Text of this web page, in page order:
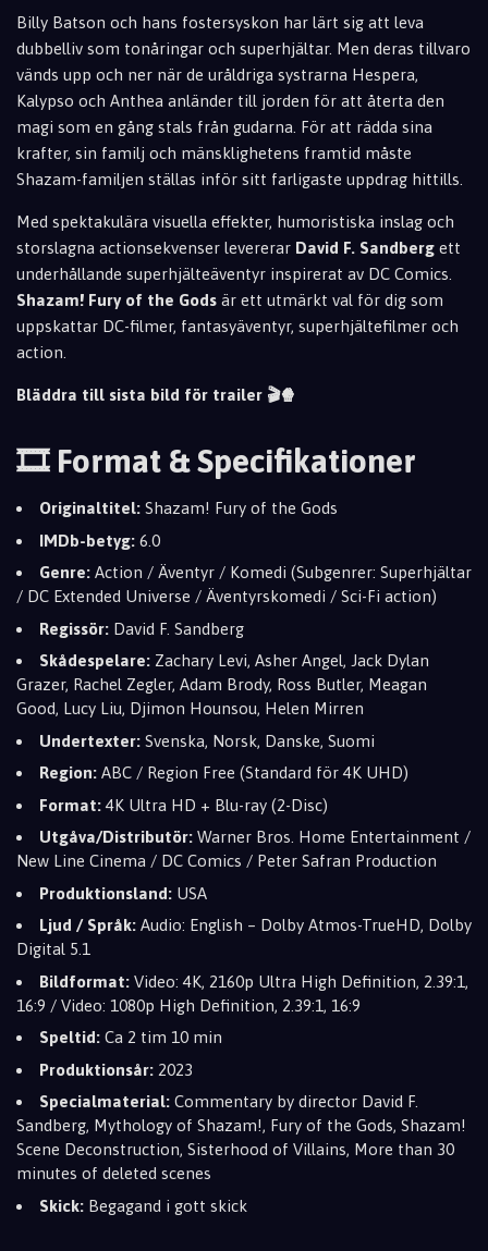
Billy Batson och hans fostersyskon har lärt sig att leva
dubbelliv som tonåringar och superhjältar. Men deras tillvaro
vänds upp och ner när de uråldriga systrarna Hespera,
Kalypso och Anthea anländer till jorden för att återta den
magi som en gång stals från gudarna. För att rädda sina
krafter, sin familj och mänsklighetens framtid måste
Shazam-familjen ställas inför sitt farligaste uppdrag hittills.
Med spektakulära visuella effekter, humoristiska inslag och
storslagna actionsekvenser levererar David F. Sandberg ett
underhållande superhjälteäventyr inspirerat av DC Comics.
Shazam! Fury of the Gods är ett utmärkt val för dig som
uppskattar DC-filmer, fantasyäventyr, superhjältefilmer och
action.
Bläddra till sista bild för trailer 🎬🍿
🎞️ Format & Specifikationer
Originaltitel: Shazam! Fury of the Gods
IMDb-betyg: 6.0
Genre: Action / Äventyr / Komedi (Subgenrer: Superhjältar
/ DC Extended Universe / Äventyrskomedi / Sci-Fi action)
Regissör: David F. Sandberg
Skådespelare: Zachary Levi, Asher Angel, Jack Dylan
Grazer, Rachel Zegler, Adam Brody, Ross Butler, Meagan
Good, Lucy Liu, Djimon Hounsou, Helen Mirren
Undertexter: Svenska, Norsk, Danske, Suomi
Region: ABC / Region Free (Standard för 4K UHD)
Format:4K Ultra HD + Blu-ray (2-Disc)
Utgåva/Distributör: Warner Bros. Home Entertainment /
New Line Cinema / DC Comics / Peter Safran Production
Produktionsland: USA
Ljud / Språk: Audio: English – Dolby Atmos-TrueHD, Dolby
Digital 5.1
Bildformat: Video: 4K, 2160p Ultra High Definition, 2.39:1,
16:9 / Video: 1080p High Definition, 2.39:1, 16:9
Speltid: Ca 2 tim 10 min
Produktionsår: 2023
Specialmaterial: Commentary by director David F.
Sandberg, Mythology of Shazam!, Fury of the Gods, Shazam!
Scene Deconstruction, Sisterhood of Villains, More than 30
minutes of deleted scenes
Skick: Begagand i gott skick